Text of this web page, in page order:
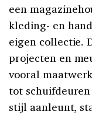
een
kleding- en
eigen collectie.
projecten en
vooral
tot
stijl aanleunt,